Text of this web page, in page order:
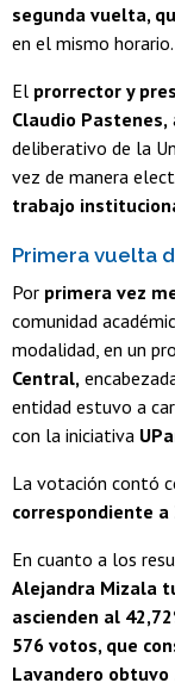
segunda vuelta,
en el mismo horario.
El prorrector y
Claudio Pastenes,
deliberativo de la
vez de manera
trabajo
Primera vuelta
Por primera vez
comunidad
modalidad, en un
Central,
entidad estuvo a
con la iniciativa
La votación contó
correspondiente a
En cuanto a los
Alejandra Mizala
ascienden al
576 votos, que
Lavandero obtuvo